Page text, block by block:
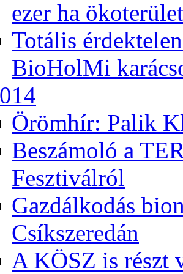
ezer ha
Totális
BioHolMi
Örömhír: Palik
Beszámoló a
Fesztiválról
Gazdálkodás
Csíkszeredán
A KÖSZ is részt